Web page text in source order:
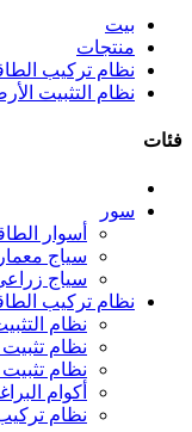
بيت
منتجات
نظام تركيب
نظام التثبيت
فئات
سور
أسوار
سياج
سياج
نظام تركيب
نظام
نظام
نظام
أكوام
نظام